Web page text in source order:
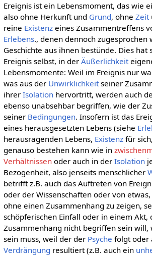
Ereignis ist ein Lebensmoment, das wie
also ohne Herkunft und Grund, ohne Zeit
reine Existenzeines Zusammentreffens
Erlebens., denen dennoch zugesprochen
Geschichte aus ihnen bestünde. Dies hat
Ereignis selbst, in der Äußerlichkeit
Lebensmomente: Weil im Ereignis nur
was aus der Unwirklichkeitseiner
ihrer Isolationhervortritt, werden auch
ebenso unabsehbar begriffen, wie der
seiner Bedingungen. Insofern ist das
eines herausgesetzten Lebens (siehe
herausragenden Lebens, Existenzfür
genauso bestehen kann wie in
Verhältnissenoder auch in der Isolation
Bezogenheit, also jenseits menschlicher
betrifft z.B. auch das Auftreten von
oder der Wissenschaften oder von
ohne einen Zusammenhang zu zeigen,
schöpferischen Einfall oder in einem Akt,
Zusammenhang nicht begriffen sein will,
sein muss, weil der der Psyche folgt oder
Verdrängung resultiert (z.B. auch ein